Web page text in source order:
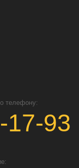
телефону:
17-93